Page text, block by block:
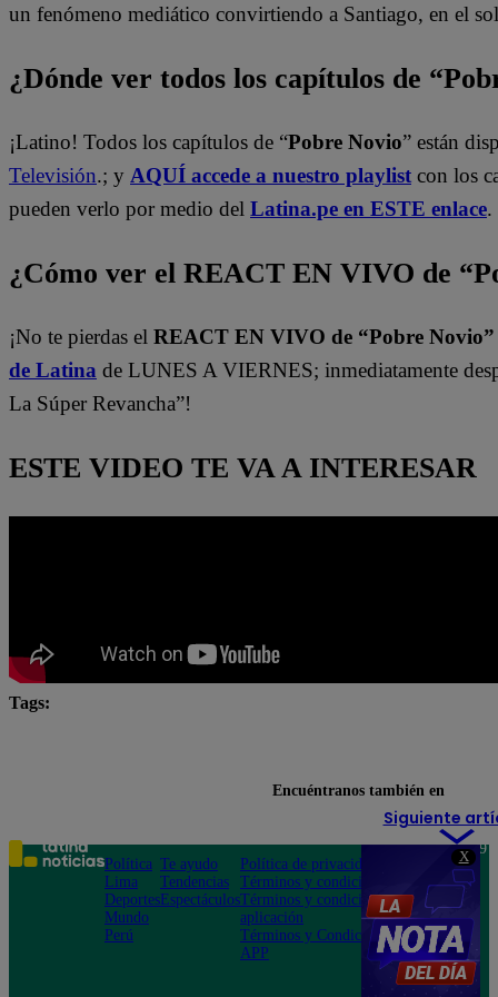
X
un fenómeno mediático convirtiendo a Santiago, en el
¿Dónde ver todos los capítulos de
¡Latino! Todos los capítulos de “Pobre Novio” están
Televisión.; y AQUÍ accede a nuestro playlist con los
pueden verlo por medio del Latina.pe en ESTE enlace.
¿Cómo ver el REACT EN VIVO de
¡No te pierdas el REACT EN VIVO de “Pobre
de Latina de LUNES A VIERNES; inmediatamente
La Súper Revancha”!
ESTE VIDEO TE VA A INTERESAR
Tags:
Siguiente
Encuéntranos también en
Política
Lima
Deportes
Mundo
Perú
Te ayudo
Tendencias
Espectáculos
Política de privacidad
Términos y condiciones
Términos y condiciones
aplicación
Términos y Condiciones
APP
Teléfono: 219
Av. San
Felipe 968
Jesús María